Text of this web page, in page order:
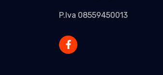
P.Iva 08559450013